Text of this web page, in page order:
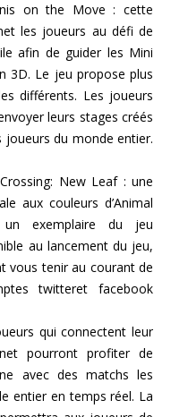
on the Move : cette
les joueurs au défi de
afin de guider les Mini
3D. Le jeu propose plus
différents. Les joueurs
leurs stages créés
joueurs du monde entier.
New Leaf : une
aux couleurs d’Animal
exemplaire du jeu
au lancement du jeu,
vous tenir au courant de
twitteret facebook
qui connectent leur
pourront profiter de
avec des matchs les
entier en temps réel. La